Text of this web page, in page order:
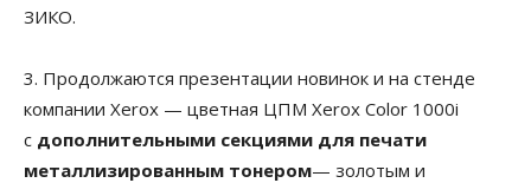
ЗИКО.
3. Продолжаются презентации новинок и на стенде
компании Xerox — цветная ЦПМ Xerox Color 1000i
с дополнительными секциями для печати
металлизированным тонером— золотым и